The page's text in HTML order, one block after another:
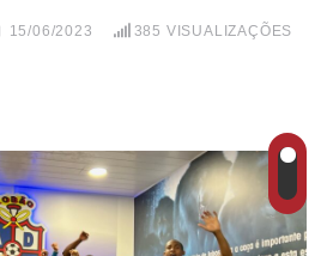
15/06/2023 385 VISUALIZAÇÕES